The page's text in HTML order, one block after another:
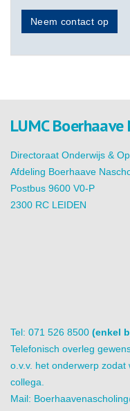
Neem contact op
LUMC
Directoraat Onderwijs &
Afdeling Boerhaave
Postbus 9600 V0-P
2300 RC LEIDEN
Tel: 071 526 8500 (enkel
Telefonisch overleg
o.v.v. het onderwerp
collega.
Mail: